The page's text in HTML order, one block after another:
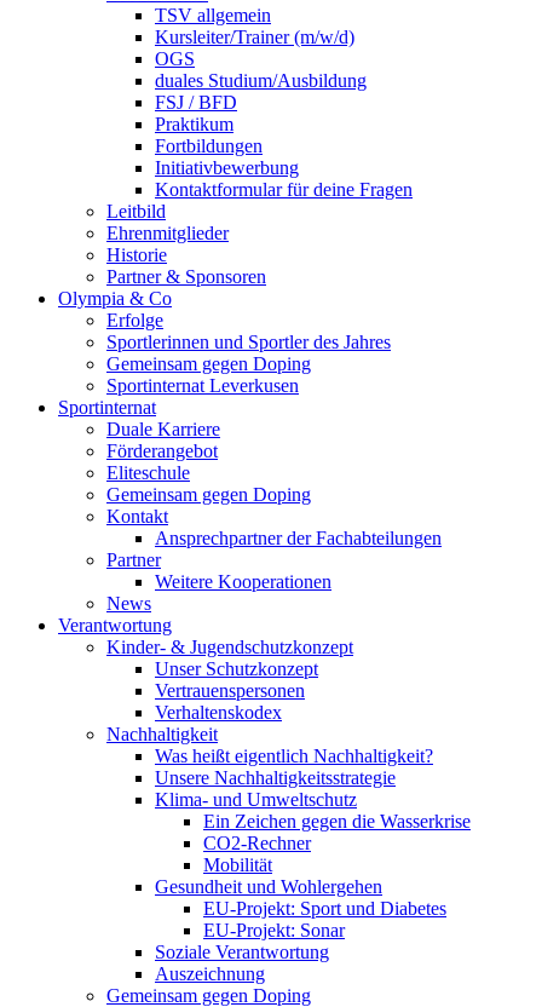
TSV allgemein
Kursleiter/Trainer (m/w/d)
OGS
duales Studium/Ausbildung
FSJ / BFD
Praktikum
Fortbildungen
Initiativbewerbung
Kontaktformular für deine Fragen
Leitbild
Ehrenmitglieder
Historie
Partner & Sponsoren
Olympia & Co
Erfolge
Sportlerinnen und Sportler des Jahres
Gemeinsam gegen Doping
Sportinternat Leverkusen
Sportinternat
Duale Karriere
Förderangebot
Eliteschule
Gemeinsam gegen Doping
Kontakt
Ansprechpartner der Fachabteilungen
Partner
Weitere Kooperationen
News
Verantwortung
Kinder- & Jugendschutzkonzept
Unser Schutzkonzept
Vertrauenspersonen
Verhaltenskodex
Nachhaltigkeit
Was heißt eigentlich Nachhaltigkeit?
Unsere Nachhaltigkeitsstrategie
Klima- und Umweltschutz
Ein Zeichen gegen die Wasserkrise
CO2-Rechner
Mobilität
Gesundheit und Wohlergehen
EU-Projekt: Sport und Diabetes
EU-Projekt: Sonar
Soziale Verantwortung
Auszeichnung
Gemeinsam gegen Doping